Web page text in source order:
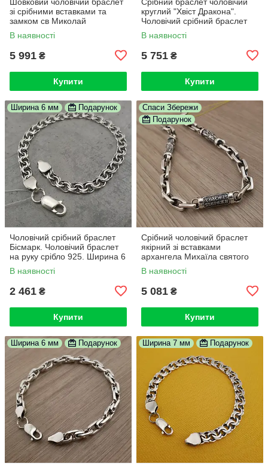
зі срібними вставками та
замком св Миколай
Чудотворець. Чоловічий
браслет Спаси і Збережи. 20
В наявності
5 991 ₴
Купити
круглий "Хвіст Дракона".
Чоловічий срібний браслет
діаметр 5 мм. Довжина 22 см
В наявності
5 751 ₴
Купити
Ширина 6 мм Подарунок
Чоловічий срібний браслет
Бісмарк. Чоловічий браслет
на руку срібло 925. Ширина 6
мм. 19 см
В наявності
2 461 ₴
Купити
Спаси Збережи
Подарунок
Срібний чоловічий браслет
якірний зі вставками
архангела Михаїла святого
Миколая Спаси Збережи. 19
см
В наявності
5 081 ₴
Купити
Ширина 6 мм Подарунок Ширина 7 мм Подарунок